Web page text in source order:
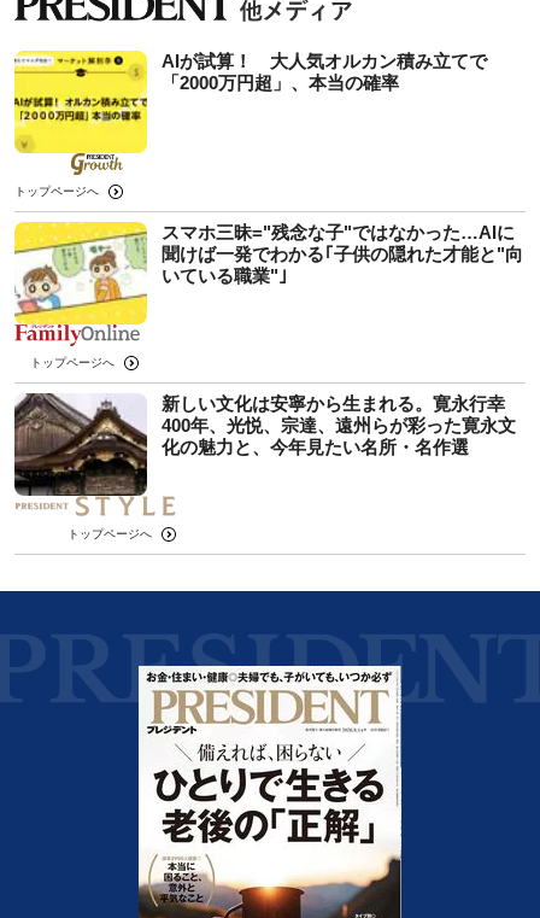
AIが試算！ 大人気オルカン積み立てで
「2000万円超」、本当の確率
トップページへ
スマホ三昧="残念な子"ではなかった…AIに
聞けば一発でわかる｢子供の隠れた才能と"向
いている職業"｣
トップページへ
新しい文化は安寧から生まれる。寛永行幸
400年、光悦、宗達、遠州らが彩った寛永文
化の魅力と、今年見たい名所・名作選
トップページへ